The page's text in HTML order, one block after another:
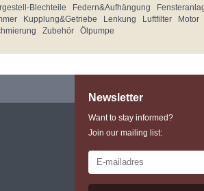
Blechteile Federn&Aufhängung
Kupplung&Getriebe Lenkung Luftfilter Motor
Zubehör Ölpumpe
Newsletter
Want to stay informed?
Join our mailing list: